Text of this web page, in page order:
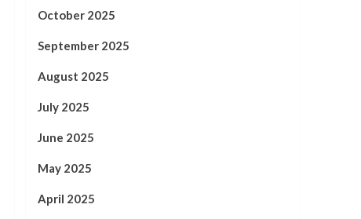
October 2025
September 2025
August 2025
July 2025
June 2025
May 2025
April 2025